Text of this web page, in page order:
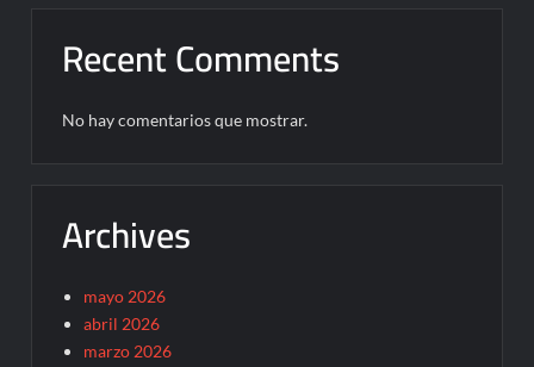
Recent Comments
No hay comentarios que mostrar.
Archives
mayo 2026
abril 2026
marzo 2026